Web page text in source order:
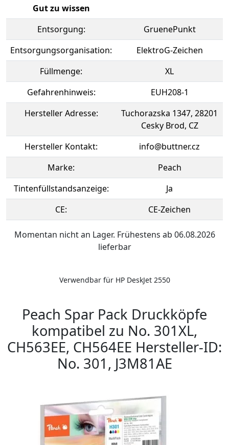
Gut zu wissen
Entsorgung:
GruenePunkt
Entsorgungsorganisation:
ElektroG-Zeichen
Füllmenge:
XL
Gefahrenhinweis:
EUH208-1
Hersteller Adresse:
Tuchorazska 1347, 28201
Cesky Brod, CZ
Hersteller Kontakt:
info@buttner.cz
Marke:
Peach
Tintenfüllstandsanzeige:
Ja
CE:
CE-Zeichen
Momentan nicht an Lager. Frühestens ab 06.08.2026
lieferbar
Verwendbar für HP DeskJet 2550
Peach Spar Pack Druckköpfe
kompatibel zu No. 301XL,
CH563EE, CH564EE Hersteller-ID:
No. 301, J3M81AE